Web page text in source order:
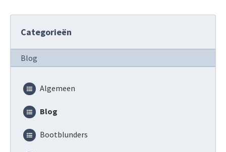
Categorieën
Blog
Algemeen
Blog
Bootblunders